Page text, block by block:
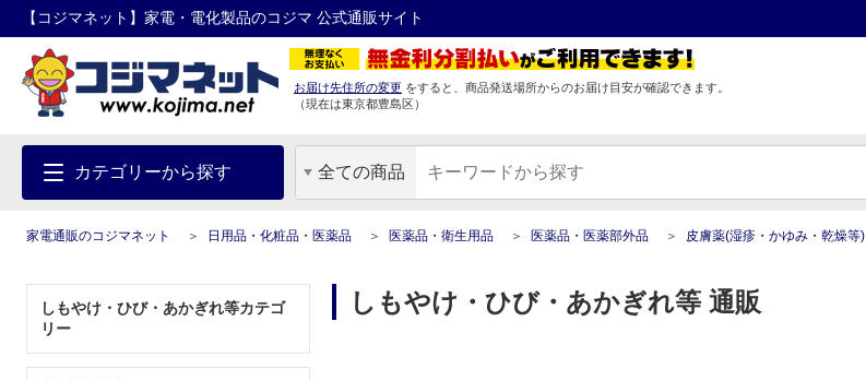
【コジマネット】家電・電化製品のコジマ 公式通販サイト
お届け先住所の変更 をすると、商品発送場所からのお届け目安が確認できます。
（現在は東京都豊島区）
カテゴリーから探す 全ての商品
家電通販のコジマネット 日用品・化粧品・医薬品 医薬品・衛生用品 医薬品・医薬部外品 皮膚薬(湿疹・かゆみ・乾燥等)
しもやけ・ひび・あかぎれ等カテゴ
リー
しもやけ・ひび・あかぎれ等 通販